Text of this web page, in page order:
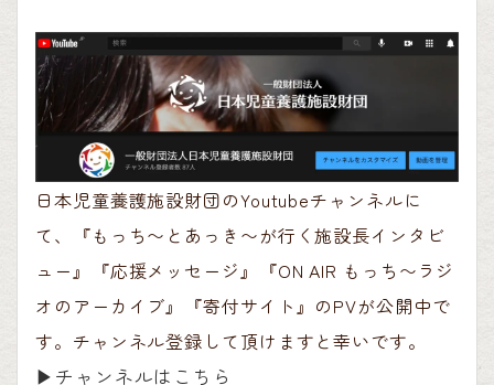
日本児童養護施設財団のYoutubeチャンネルに
て、『もっち〜とあっき〜が行く施設長インタビ
ュー』『応援メッセージ』『ON AIR もっち〜ラジ
オのアーカイブ』『寄付サイト』のPVが公開中で
す。チャンネル登録して頂けますと幸いです。
▶︎チャンネルはこちら